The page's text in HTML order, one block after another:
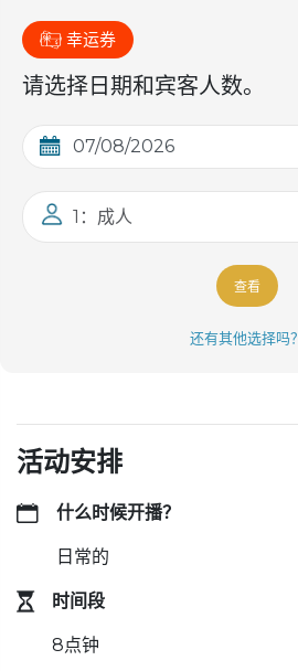
幸运券
请选择日期和宾客人数。
1：成人
查看
还有其他选择吗？
活动安排
什么时候开播？
日常的
时间段
8点钟